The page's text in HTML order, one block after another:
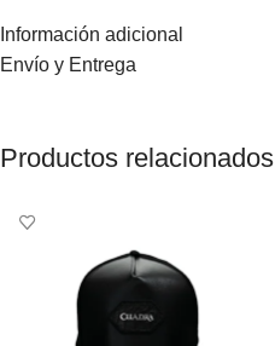
Información adicional
Envío y Entrega
Productos relacionados